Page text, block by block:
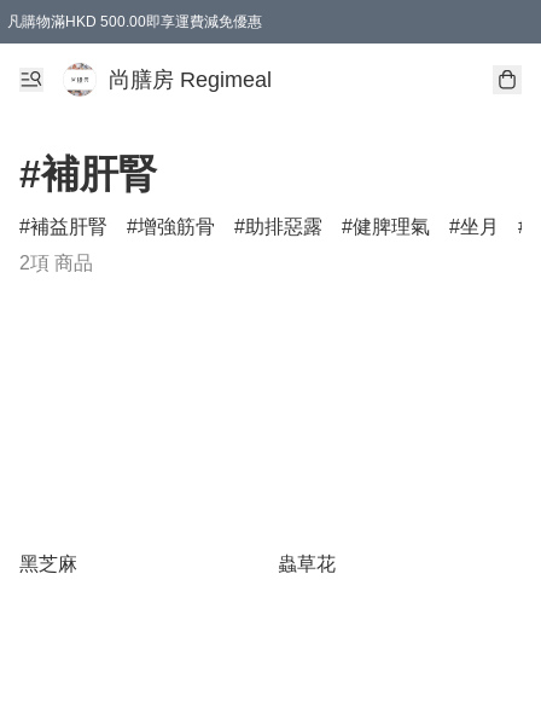
凡購物滿HKD 500.00即享運費減免優惠
尚膳房 Regimeal
#補肝腎
補益肝腎 增強筋骨 助排惡露 健脾理氣 坐月
2項 商品
黑芝麻 蟲草花